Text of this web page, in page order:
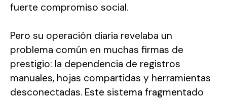
fuerte compromiso social.
Pero su operación diaria revelaba un
problema común en muchas firmas de
prestigio: la dependencia de registros
manuales, hojas compartidas y herramientas
desconectadas. Este sistema fragmentado